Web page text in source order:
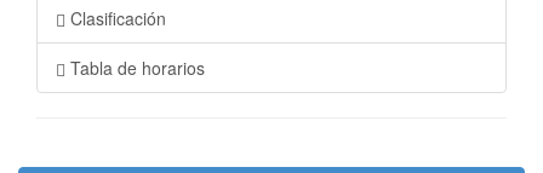
Clasificación
Tabla de horarios